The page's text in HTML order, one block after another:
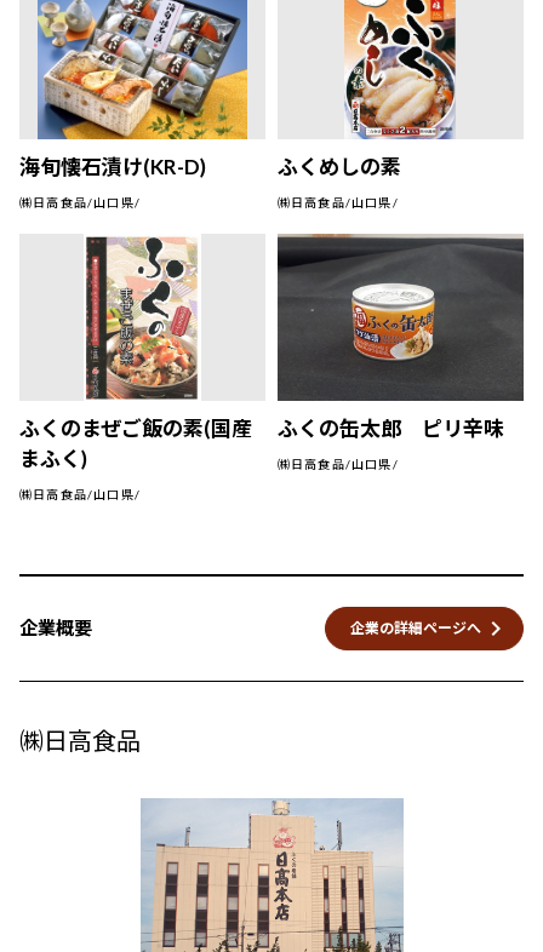
海旬懐石漬け(KR-D)
㈱日高食品/山口県/
ふくめしの素
㈱日高食品/山口県/
ふくのまぜご飯の素(国産
まふく)
㈱日高食品/山口県/
ふくの缶太郎 ピリ辛味
㈱日高食品/山口県/
企業概要 企業の詳細ページへ keyboard_arrow_right
㈱日高食品